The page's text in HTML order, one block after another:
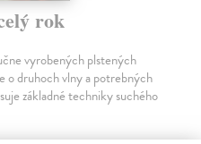
rok
vyrobených plstených
o druhoch vlny a potrebných
základné techniky suchého